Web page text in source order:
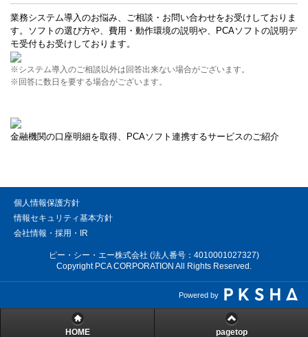
業務システム導入のお悩み、ご相談・お問い合わせをお受けしておりま
す。ソフトの選び方や、費用・動作環境の説明や、PCAソフトの説明デ
モ受付もお受けしております。
※システム導入のご相談以外は回答出来ない場合がございます。
※回答に数日を要する場合がございます。
金融機関の口座明細を取得、PCAソフト連携するサービスのご紹介
個人情報保護方針
情報セキュリティ基本方針
会社情報・採用・IR
ピー・シー・エー株式会社 (法人番号：4010001027327)
Copyright PCA CORPORATION All Rights Reserved.
Powered by
HOME pagetop